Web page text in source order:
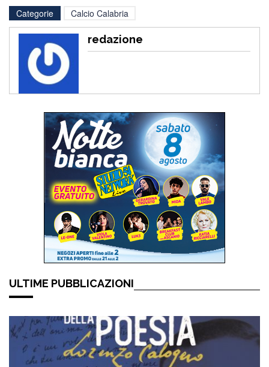
Categorie Calcio Calabria
redazione
ULTIME PUBBLICAZIONI